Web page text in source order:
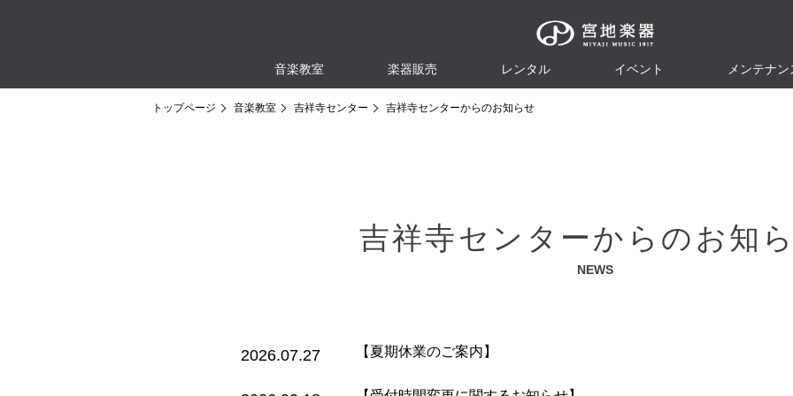
音楽教室 楽器販売 レンタル イベント メンテナン
トップページ 音楽教室 吉祥寺センター 吉祥寺センターからのお知らせ
吉祥寺センターからのお知
NEWS
2026.07.27 【夏期休業のご案内】